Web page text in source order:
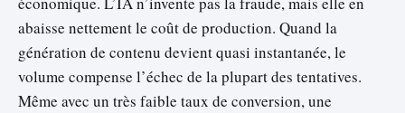
abaisse nettement le coût de production. Quand la
génération de contenu devient quasi instantanée, le
volume compense l’échec de la plupart des tentatives.
Même avec un très faible taux de conversion, une